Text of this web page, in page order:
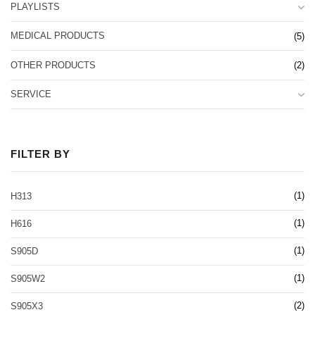
PLAYLISTS
MEDICAL PRODUCTS (5)
OTHER PRODUCTS (2)
SERVICE
FILTER BY
H313 (1)
H616 (1)
S905D (1)
S905W2 (1)
S905X3 (2)